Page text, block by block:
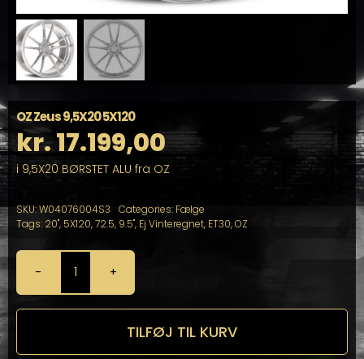
OZ Zeus 9,5X20 5X120
kr.17.199,00
i 9,5X20 BØRSTET ALU fra OZ
SKU:W04076004S3 Categories: Fælge
Tags: 20", 5X120,72.5, 9.5", Ej Vinteregnet, ET30,OZ
OZ
Zeus
9,5X20
TILFØJ TIL KURV